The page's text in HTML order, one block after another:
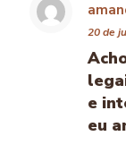
20 de
e
eu